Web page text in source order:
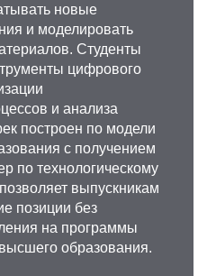
новые
и моделировать
Студенты
цифрового
и анализа
построен по модели
с получением
по технологическому
выпускникам
позиции без
на программы
образования.